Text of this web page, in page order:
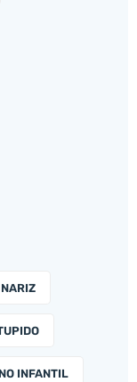
INFANTIL